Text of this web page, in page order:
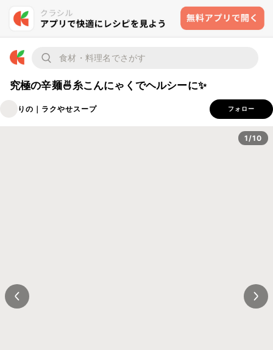
究極の辛麺🍜糸こんにゃくでヘルシーに✨
りの｜ラクやせスープ フォロー
1/10